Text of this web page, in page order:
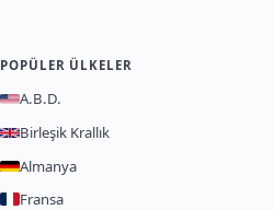
POPÜLER ÜLKELER
A.B.D.
Birleşik Krallık
Almanya
Fransa